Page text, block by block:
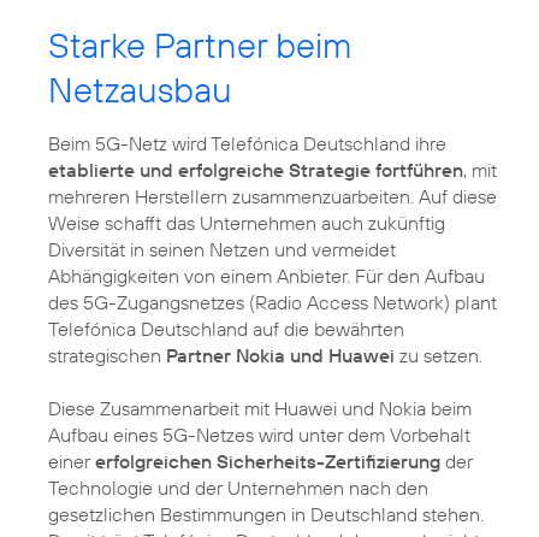
Starke Partner beim
Netzausbau
Beim 5G-Netz wird Telefónica Deutschland ihre
etablierte und erfolgreiche Strategie fortführen, mit
mehreren Herstellern zusammenzuarbeiten. Auf diese
Weise schafft das Unternehmen auch zukünftig
Diversität in seinen Netzen und vermeidet
Abhängigkeiten von einem Anbieter. Für den Aufbau
des 5G-Zugangsnetzes (Radio Access Network) plant
Telefónica Deutschland auf die bewährten
strategischen Partner Nokia und Huawei zu setzen.
Diese Zusammenarbeit mit Huawei und Nokia beim
Aufbau eines 5G-Netzes wird unter dem Vorbehalt
einererfolgreichen Sicherheits-Zertifizierung der
Technologie und der Unternehmen nach den
gesetzlichen Bestimmungen in Deutschland stehen.